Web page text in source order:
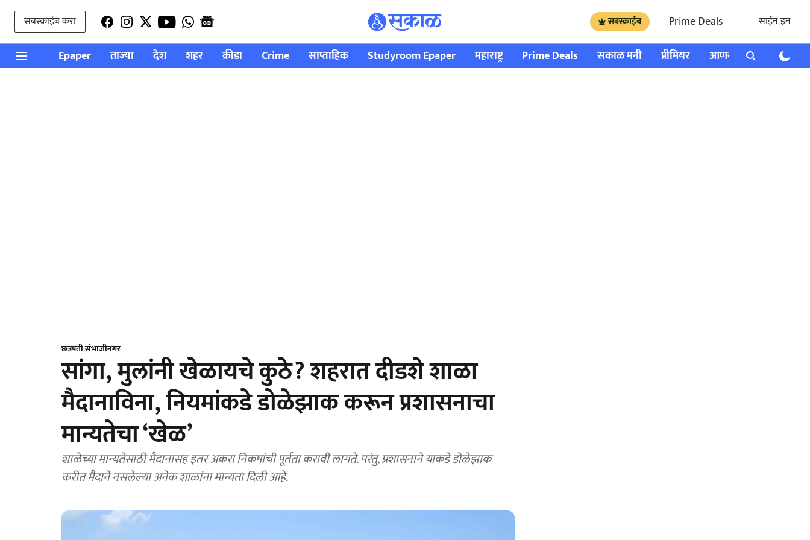
सबस्क्राईब करा सबस्क्राईब Prime Deals साईन इन
Epaper ताज्या देश शहर क्रीडा Crime साप्ताहिक Studyroom Epaper महाराष्ट्र Prime Deals सकाळ मनी प्रीमियर आणखी राशी भविष्य
छत्रपती संभाजीनगर
सांगा, मुलांनी खेळायचे कुठे? शहरात दीडशे शाळा
मैदानाविना, नियमांकडे डोळेझाक करून प्रशासनाचा
मान्यतेचा ‘खेळ’
शाळेच्या मान्यतेसाठी मैदानासह इतर अकरा निकषांची पूर्तता करावी लागते. परंतु, प्रशासनाने याकडे डोळेझाक
करीत मैदाने नसलेल्या अनेक शाळांना मान्यता दिली आहे.